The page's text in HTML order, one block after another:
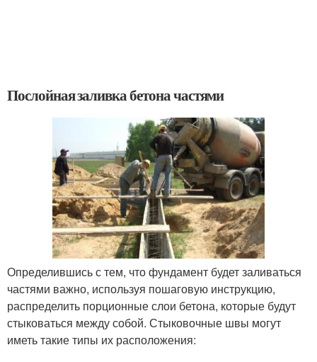
Послойная заливка бетона частями
Определившись с тем, что фундамент будет заливаться
частями важно, используя пошаговую инструкцию,
распределить порционные слои бетона, которые будут
стыковаться между собой. Стыковочные швы могут
иметь такие типы их расположения: